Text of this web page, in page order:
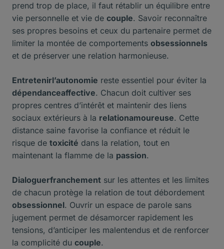
prend trop de place, il faut rétablir un équilibre entre
vie personnelle et vie de couple. Savoir reconnaître
ses propres besoins et ceux du partenaire permet de
limiter la montée de comportements obsessionnels
et de préserver une relation harmonieuse.
Entretenirl’autonomie reste essentiel pour éviter la
dépendanceaffective. Chacun doit cultiver ses
propres centres d’intérêt et maintenir des liens
sociaux extérieurs à la relationamoureuse. Cette
distance saine favorise la confiance et réduit le
risque de toxicité dans la relation, tout en
maintenant la flamme de la passion.
Dialoguerfranchement sur les attentes et les limites
de chacun protège la relation de tout débordement
obsessionnel. Ouvrir un espace de parole sans
jugement permet de désamorcer rapidement les
tensions, d’anticiper les malentendus et de renforcer
la complicité du couple.